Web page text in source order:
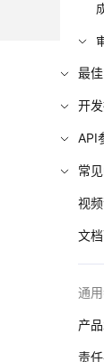
最
开
API
常
视
文
通
产
责
电